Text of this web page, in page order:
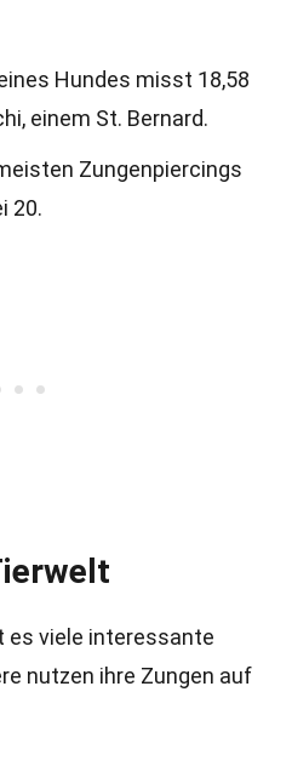
Hundes misst 18,58
einem St. Bernard.
Zungenpiercings
20.
es viele interessante
nutzen ihre Zungen auf